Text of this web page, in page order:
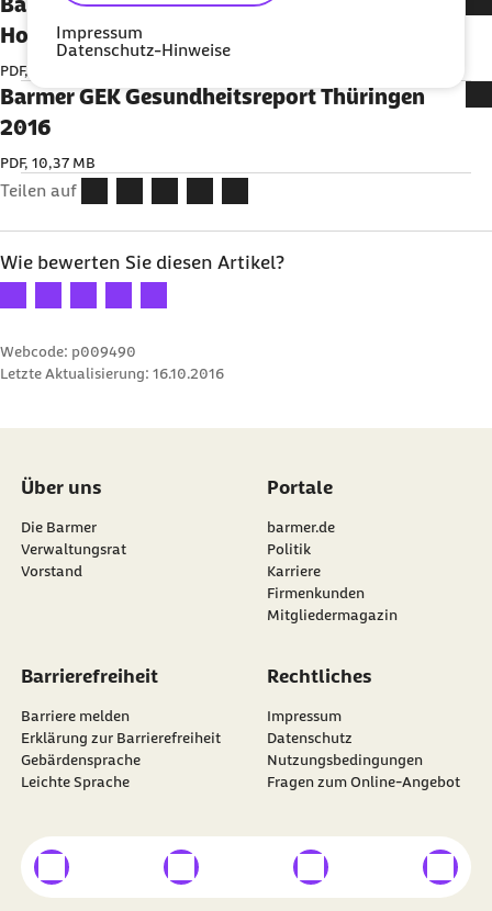
Impressum
Datenschutz-Hinweise
Holsten 2016
PDF, 10,04 MB
Barmer GEK Gesundheitsreport Thüringen
2016
PDF, 10,37 MB
Teilen auf
Wie bewerten Sie diesen Artikel?
Ihre Bewertung: 1 Stern
Ihre Bewertung: 2 Sterne
Ihre Bewertung: 3 Sterne
Ihre Bewertung: 4 Sterne
Ihre Bewertung: 5 Sterne
Webcode: p009490
Letzte Aktualisierung: 16.10.2016
Über uns
Die Barmer
Verwaltungsrat
Vorstand
Portale
barmer.de
Politik
Karriere
Firmenkunden
Mitgliedermagazin
Barrierefreiheit
Barriere melden
Erklärung zur Barrierefreiheit
Gebärdensprache
Leichte Sprache
Rechtliches
Impressum
Datenschutz
Nutzungsbedingungen
Fragen zum Online-Angebot
Besuchen Sie dieBARMER auf
externer Link externer Link externer Link